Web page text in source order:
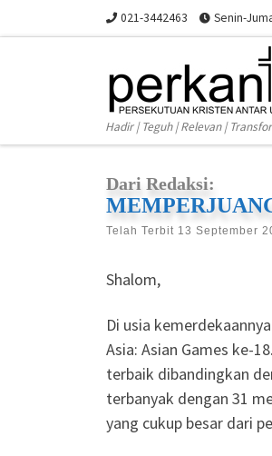
Skip to content 021-3442463 Senin-
Hadir | Teguh | Relevan |
Dari Redaksi:
Telah Terbit 13 September
Shalom,
Di usia
Asia: Asian Games ke-
terbaik dibandingkan
terbanyak dengan 31
yang cukup besar dari